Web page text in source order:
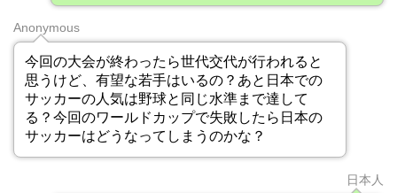
Anonymous
今回の大会が終わったら世代交代が行われると
思うけど、有望な若手はいるの？あと日本での
サッカーの人気は野球と同じ水準まで達して
る？今回のワールドカップで失敗したら日本の
サッカーはどうなってしまうのかな？
日本人